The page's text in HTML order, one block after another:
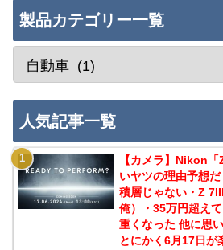
製品カテゴリー一覧
人気記事一覧
【カメラ】Nikon
いヤツの理由予想
積層じゃない・Z
俺）・35万円超え
重くなった 他に思
とにかく6月17日が